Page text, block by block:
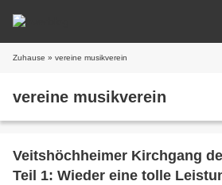
Zuhause » vereine musikverein
vereine musikverein
Veitshöchheimer Kirchgang
Teil 1: Wieder eine tolle